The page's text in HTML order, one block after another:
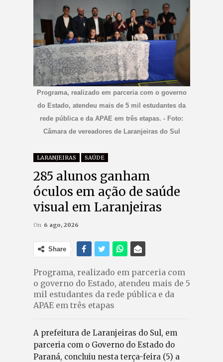
Programa, realizado em parceria com o governo
do Estado, atendeu mais de 5 mil estudantes da
rede pública e da APAE em três etapas. - Foto:
Câmara de vereadores de Laranjeiras do Sul
LARANJEIRAS SAÚDE
285 alunos ganham
óculos em ação de saúde
visual em Laranjeiras
On 6 ago, 2026
Share
Programa, realizado em parceria com
o governo do Estado, atendeu mais de 5
mil estudantes da rede pública e da
APAE em três etapas
A prefeitura de Laranjeiras do Sul, em
parceria com o Governo do Estado do
Paraná, concluiu nesta terça-feira (5) a